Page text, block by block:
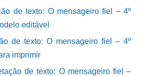
de texto: O mensageiro fiel – 4º
editável
de texto: O mensageiro fiel – 4º
imprimir
de texto: O mensageiro fiel –